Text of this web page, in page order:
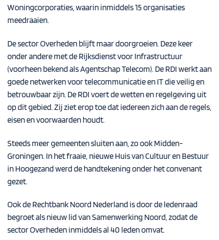
Woningcorporaties, waarin inmiddels 15 organisaties
meedraaien.
De sector Overheden blijft maar doorgroeien. Deze keer
onder andere met de Rijksdienst voor Infrastructuur
(voorheen bekend als Agentschap Telecom). De RDI werkt aan
goede netwerken voor telecommunicatie en IT die veilig en
betrouwbaar zijn. De RDI voert de wetten en regelgeving uit
op dit gebied. Zij ziet erop toe dat iedereen zich aan de regels,
eisen en voorwaarden houdt.
Steeds meer gemeenten sluiten aan, zo ook Midden-
Groningen. In het fraaie, nieuwe Huis van Cultuur en Bestuur
in Hoogezand werd de handtekening onder het convenant
gezet.
Ook de Rechtbank Noord Nederland is door de ledenraad
begroet als nieuw lid van Samenwerking Noord, zodat de
sector Overheden inmiddels al 40 leden omvat.